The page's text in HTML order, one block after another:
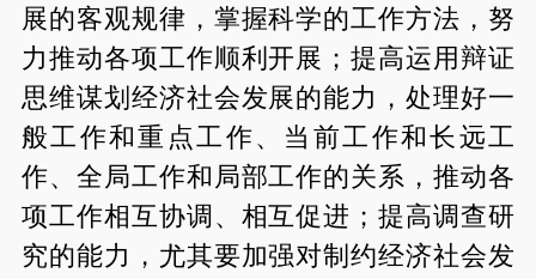
展的客观规律，掌握科学的工作方法，努
力推动各项工作顺利开展；提高运用辩证
思维谋划经济社会发展的能力，处理好一
般工作和重点工作、当前工作和长远工
作、全局工作和局部工作的关系，推动各
项工作相互协调、相互促进；提高调查研
究的能力，尤其要加强对制约经济社会发